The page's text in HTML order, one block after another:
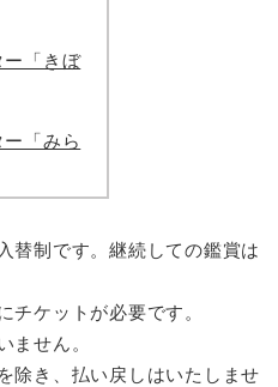
ー「きぼ
「みら
替制です。継続しての鑑賞は
チケットが必要です。
ません。
除き、払い戻しはいたしませ